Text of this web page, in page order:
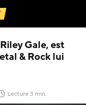
Gale, est
& Rock lui
)Lecture 3 min.